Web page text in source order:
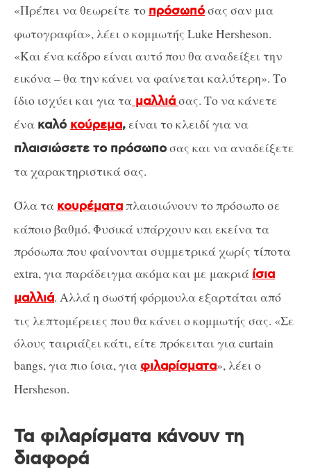
«Πρέπει να θεωρείτε το πρόσωπόσας σαν μια
φωτογραφία», λέει ο κομμωτής Luke Hersheson.
«Και ένα κάδρο είναι αυτό που θα αναδείξει την
εικόνα – θα την κάνει να φαίνεται καλύτερη». Το
ίδιο ισχύει και για τα μαλλιάσας. Το να κάνετε
ένα καλό κούρεμα,είναι το κλειδί για να
πλαισιώσετε το πρόσωποσας και να αναδείξετε
τα χαρακτηριστικά σας.
Όλα τα κουρέματαπλαισιώνουν το πρόσωπο σε
κάποιο βαθμό. Φυσικά υπάρχουν και εκείνα τα
πρόσωπα που φαίνονται συμμετρικά χωρίς τίποτα
extra, για παράδειγμα ακόμα και με μακριά ίσια
μαλλιά. Αλλά η σωστή φόρμουλα εξαρτάται από
τις λεπτομέρειες που θα κάνει ο κομμωτής σας. «Σε
όλους ταιριάζει κάτι, είτε πρόκειται γιαcurtain
bangs,για πιο ίσια, γιαφιλαρίσματα», λέει ο
Hersheson.
Τα φιλαρίσματα κάνουν τη
διαφορά